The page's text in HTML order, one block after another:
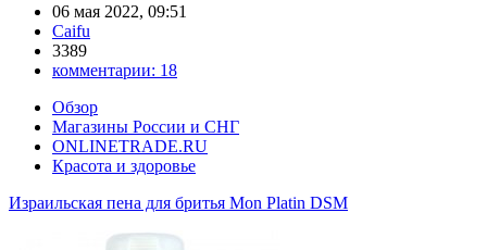
06 мая 2022, 09:51
Caifu
3389
комментарии: 18
Обзор
Магазины России и СНГ
ONLINETRADE.RU
Красота и здоровье
Израильская пена для бритья Mon Platin DSM